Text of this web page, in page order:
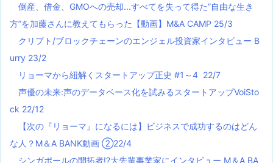
倒産、借金、GMOへの売却...すべてを失って得た”自由な生き
方”を加藤さんに教えてもらった【動画】M&A CAMP 25/3
クリプト/ブロックチェーンのエンジェル投資家インタビュー B
urry 23/2
リョーマから紐解くスタートアップ正史 #1～4 22/7
声優の未来:声のデータベース化を試みるスタートアップVoiSto
ck 22/12
【次の『リョーマ』になるには】ビジネスで成功するのはどん
な人？M＆A BANK動画 ②22/4
シンガポールの開拓者!?大先輩事業家にインタビュー M＆A BA